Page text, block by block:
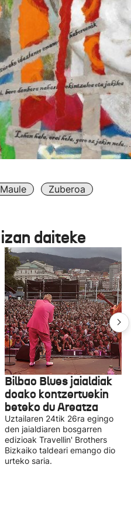
Maule Zuberoa
daiteke
Bilbao Blues jaialdiak
doako kontzertuekin
beteko du Areatza
Uztailaren 24tik 26ra egingo
den jaialdiaren bosgarren
edizioak Travellin' Brothers
Bizkaiko taldeari emango dio
urteko saria.